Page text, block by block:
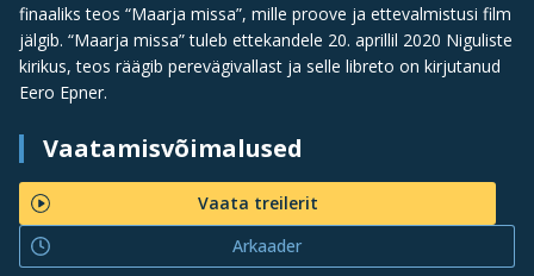
finaaliks teos “Maarja missa”, mille proove ja ettevalmistusi film
jälgib. “Maarja missa” tuleb ettekandele 20. aprillil 2020 Niguliste
kirikus, teos räägib perevägivallast ja selle libreto on kirjutanud
Eero Epner.
Vaatamisvõimalused
Vaata treilerit
Arkaader